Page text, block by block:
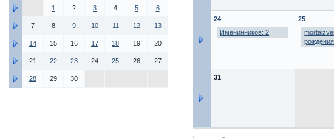
24
Именинников: 2
25
рождения
31
1 2 3 4 5 6
7 8 9 10 11 12 13
14 15 16 17 18 19 20
21 22 23 24 25 26 27
28 29 30